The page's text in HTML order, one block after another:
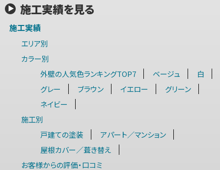
施工実績を見る
施工実績
エリア別
カラー別
外壁の人気色ランキングTOP7
ベージュ
白
グレー
ブラウン イエロー
グリーン
ネイビー
施工別
戸建ての塗装
アパート／マンション
屋根カバー／葺き替え
お客様からの評価・口コミ